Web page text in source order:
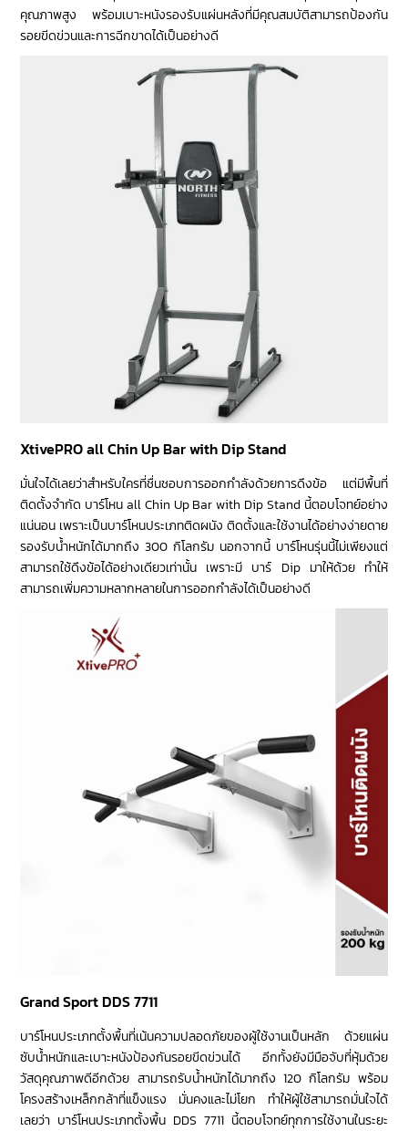
คุณภาพสูง พร้อมเบาะหนังรองรับแผ่นหลังที่มีคุณสมบัติสามารถป้องกัน
รอยขีดข่วนและการฉีกขาดได้เป็นอย่างดี
XtivePRO all Chin Up Bar with Dip Stand
มั่นใจได้เลยว่าสำหรับใครที่ชื่นชอบการออกกำลังด้วยการดึงข้อ แต่มีพื้นที่
ติดตั้งจำกัด บาร์โหน all Chin Up Bar with Dip Stand นี้ตอบโจทย์อย่าง
แน่นอน เพราะเป็นบาร์โหนประเภทติดผนัง ติดตั้งและใช้งานได้อย่างง่ายดาย
รองรับน้ำหนักได้มากถึง 300 กิโลกรัม นอกจากนี้ บาร์โหนรุ่นนี้ไม่เพียงแต่
สามารถใช้ดึงข้อได้อย่างเดียวเท่านั้น เพราะมี บาร์ Dip มาให้ด้วย ทำให้
สามารถเพิ่มความหลากหลายในการออกกำลังได้เป็นอย่างดี
Grand Sport DDS 7711
บาร์โหนประเภทตั้งพื้นที่เน้นความปลอดภัยของผู้ใช้งานเป็นหลัก ด้วยแผ่น
ซับน้ำหนักและเบาะหนังป้องกันรอยขีดข่วนได้ อีกทั้งยังมีมือจับที่หุ้มด้วย
วัสดุคุณภาพดีอีกด้วย สามารถรับน้ำหนักได้มากถึง 120 กิโลกรัม พร้อม
โครงสร้างเหล็กกล้าที่แข็งแรง มั่นคงและไม่โยก ทำให้ผู้ใช้สามารถมั่นใจได้
เลยว่า บาร์โหนประเภทตั้งพื้น DDS 7711 นี้ตอบโจทย์ทุกการใช้งานในระยะ